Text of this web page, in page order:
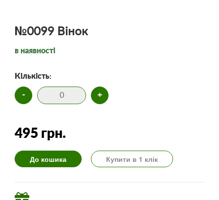
№0099 Вінок
в наявності
Кількість:
- +
495 грн.
До кошика Купити в 1 клік